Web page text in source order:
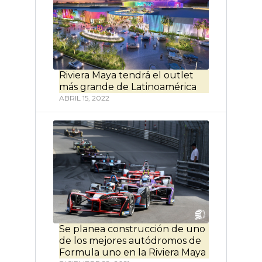
Riviera Maya tendrá el outlet
más grande de Latinoamérica
ABRIL 15, 2022
Se planea construcción de uno
de los mejores autódromos de
Formula uno en la Riviera Maya